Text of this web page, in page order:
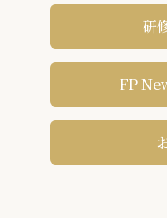
研
FP